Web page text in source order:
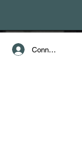
Connection